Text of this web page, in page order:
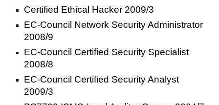
Certified Ethical Hacker 2009/3
EC-Council Network Security Administrator
2008/9
EC-Council Certified Security Specialist
2008/8
EC-Council Certified Security Analyst
2009/3